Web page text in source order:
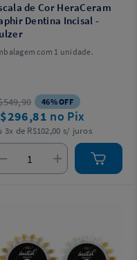
de Cor HeraCeram
Dentina Incisal -
com 1 unidade.
46% OFF
no Pix
3x de R$102,00 s/ juros